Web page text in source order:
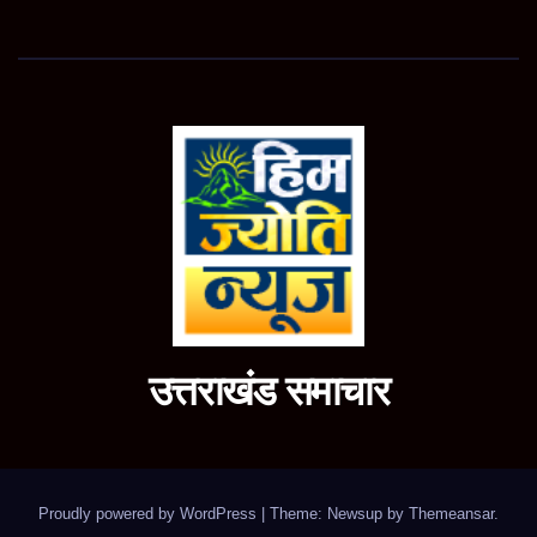
उत्तराखंड समाचार
Proudly powered by WordPress Theme: Newsup by Themeansar.